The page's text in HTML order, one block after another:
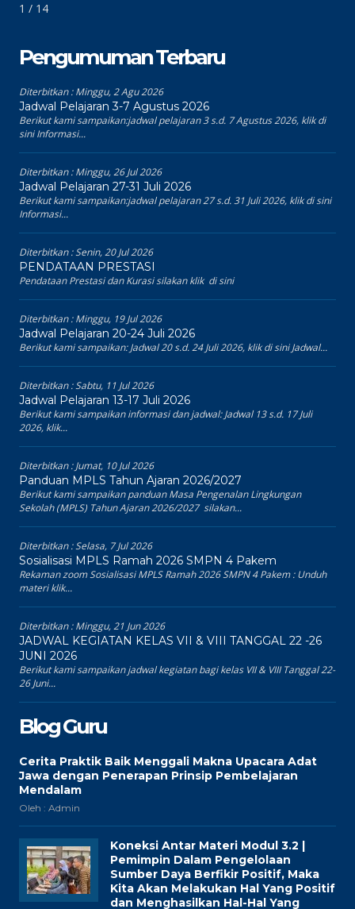
1 / 14
Pengumuman Terbaru
Diterbitkan :Minggu, 2 Agu 2026
Jadwal Pelajaran 3-7 Agustus 2026
Berikut kami sampaikan:jadwal pelajaran 3 s.d. 7 Agustus 2026, klik di
sini Informasi...
Diterbitkan :Minggu, 26 Jul 2026
Jadwal Pelajaran 27-31 Juli 2026
Berikut kami sampaikan:jadwal pelajaran 27 s.d. 31 Juli 2026, klik di sini
Informasi...
Diterbitkan :Senin, 20 Jul 2026
PENDATAAN PRESTASI
Pendataan Prestasi dan Kurasi silakan klik di sini
Diterbitkan :Minggu, 19 Jul 2026
Jadwal Pelajaran 20-24 Juli 2026
Berikut kami sampaikan: Jadwal 20 s.d. 24 Juli 2026, klik di sini Jadwal...
Diterbitkan :Sabtu, 11 Jul 2026
Jadwal Pelajaran 13-17 Juli 2026
Berikut kami sampaikan informasi dan jadwal: Jadwal 13 s.d. 17 Juli
2026, klik...
Diterbitkan :Jumat, 10 Jul 2026
Panduan MPLS Tahun Ajaran 2026/2027
Berikut kami sampaikan panduan Masa Pengenalan Lingkungan
Sekolah (MPLS) Tahun Ajaran 2026/2027 silakan...
Diterbitkan :Selasa, 7 Jul 2026
Sosialisasi MPLS Ramah 2026 SMPN 4 Pakem
Rekaman zoom Sosialisasi MPLS Ramah 2026 SMPN 4 Pakem : Unduh
materi klik...
Diterbitkan :Minggu, 21 Jun 2026
JADWAL KEGIATAN KELAS VII & VIII TANGGAL 22 -26
JUNI 2026
Berikut kami sampaikan jadwal kegiatan bagi kelas VII & VIII Tanggal 22-
26 Juni...
Blog Guru
Cerita Praktik Baik Menggali Makna Upacara Adat
Jawa dengan Penerapan Prinsip Pembelajaran
Mendalam
Oleh : Admin
Koneksi Antar Materi Modul 3.2 |
Pemimpin Dalam Pengelolaan
Sumber Daya Berfikir Positif, Maka
Kita Akan Melakukan Hal Yang Positif
dan Menghasilkan Hal-Hal Yang